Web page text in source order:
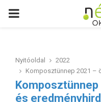
PRIMARY
Nyitóoldal
2022
Komposztünnep 2021 –
és